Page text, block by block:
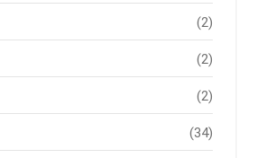
(2)
(2)
(2)
(34)